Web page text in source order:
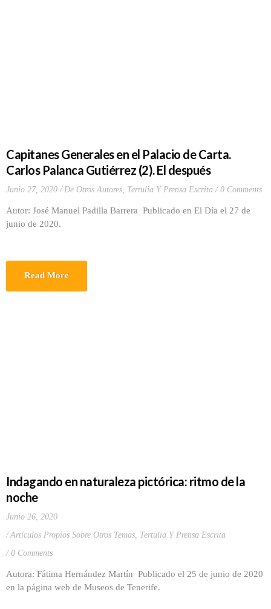
Capitanes Generales en el Palacio de Carta.
Carlos Palanca Gutiérrez (2). El después
Junio 27, 2020 De Otros Autores, Tertulia Y Prensa Escrita 0 Comments
Autor: José Manuel Padilla Barrera Publicado en El Día el 27 de
junio de 2020.
Read More
Indagando en naturaleza pictórica: ritmo de la
noche
Junio 26, 2020
Artículos Propios Sobre Otros Temas, Tertulia Y Prensa Escrita
0 Comments
Autora: Fátima Hernández Martín Publicado el 25 de junio de 2020
en la página web de Museos de Tenerife.